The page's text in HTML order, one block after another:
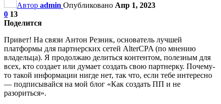
Автор admin Опубликовано Апр 1, 2023
0 13
Поделится
Привет! На связи Антон Резник, основатель лучшей
платформы для партнерских сетей AlterCPA (по мнению
владельца). Я продолжаю делиться контентом, полезным для
всех, кто создает или думает создать свою партнерку. Почему-
то такой информации нигде нет, так что, если тебе интересно
— подписывайся на мой блог «Как создать ПП и не
разориться».